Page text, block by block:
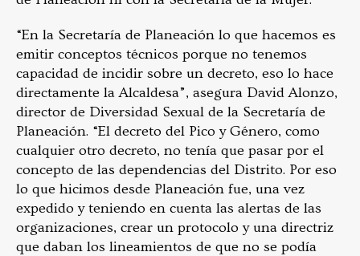
“En la Secretaría de Planeación lo que hacemos es
emitir conceptos técnicos porque no tenemos
capacidad de incidir sobre un decreto, eso lo hace
directamente la Alcaldesa”, asegura David Alonzo,
director de Diversidad Sexual de la Secretaría de
Planeación. “El decreto del Pico y Género, como
cualquier otro decreto, no tenía que pasar por el
concepto de las dependencias del Distrito. Por eso
lo que hicimos desde Planeación fue, una vez
expedido y teniendo en cuenta las alertas de las
organizaciones, crear un protocolo y una directriz
que daban los lineamientos de que no se podía